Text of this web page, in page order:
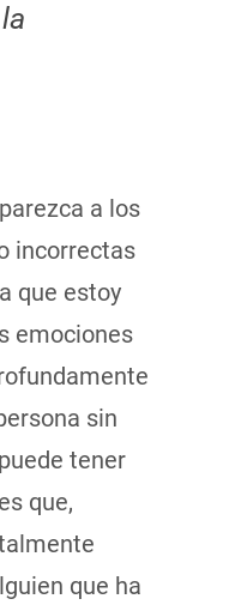
a los
incorrectas
que estoy
emociones
sin
tener
que,
que ha